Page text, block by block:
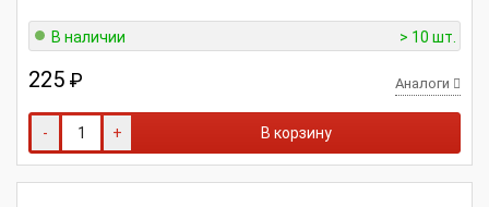
В наличии > 10 шт.
225 ₽ Аналоги
- + В корзину